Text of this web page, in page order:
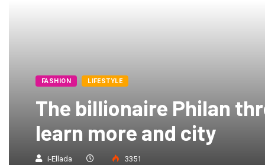
FASHION LIFESTYLE
The billionaire Philan
learn more and city
i-Ellada 3351